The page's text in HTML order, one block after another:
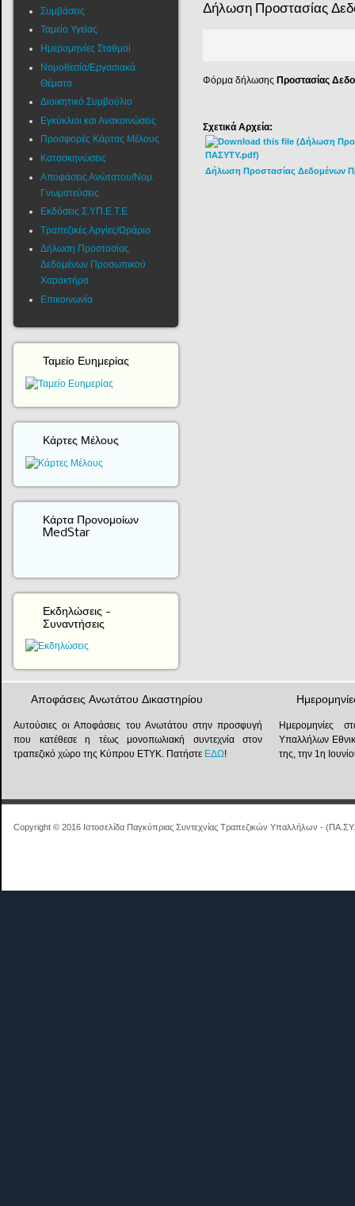
Δήλωση Προστασίας
Φόρμα δήλωσης Προστασίας
Σχετικά Αρχεία:
Δήλωση Προστασίας Δεδομένων
Συμβάσεις
Ταμείο Υγείας
Ημερομηνίες Σταθμοί
Νομοθεσία/Εργασιακά
Θέματα
Διοικητικό Συμβούλιο
Εγκύκλιοι και Ανακοινώσεις
Προσφορές Κάρτας Μέλους
Κατασκηνώσεις
Αποφάσεις Ανώτατου/Νομ.
Γνωματεύσεις
Εκδόσεις Σ.ΥΠ.Ε.Τ.Ε
Τραπεζικές Αργίες/Ωράριο
Δήλωση Προστασίας
Δεδομένων Προσωπικού
Χαρακτήρα
Επικοινωνία
Ταμείο Ευημερίας
Κάρτες Μέλους
Κάρτα Προνομοίων
MedStar
Εκδηλώσεις -
Συναντήσεις
Αποφάσεις Ανωτάτου Δικαστηρίου
Αυτούσιες οι Αποφάσεις του Ανωτάτου στην προσφυγή
που κατέθεσε η τέως μονοπωλιακή συντεχνία στον
τραπεζικό χώρο της Κύπρου ΕΤΥΚ. Πατήστε ΕΔΩ!
Ημερομηνίες
Υπαλλήλων
της, την 1η
Copyright © 2016 Ιστοσελίδα Παγκύπριας Συντεχνίας Τραπεζικών Υπαλλήλων -